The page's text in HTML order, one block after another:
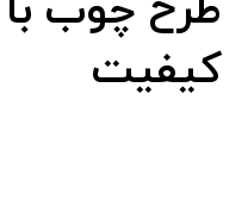
طرح چوب با
کیفیت